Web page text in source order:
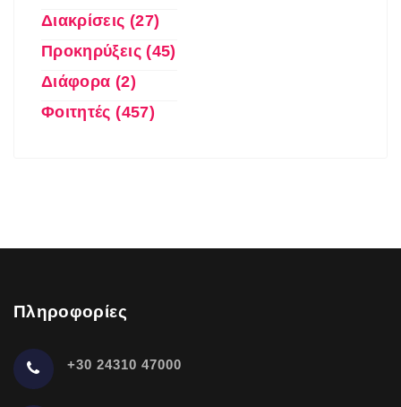
Διακρίσεις (27)
Προκηρύξεις (45)
Διάφορα (2)
Φοιτητές (457)
Πληροφορίες
+30 24310 47000